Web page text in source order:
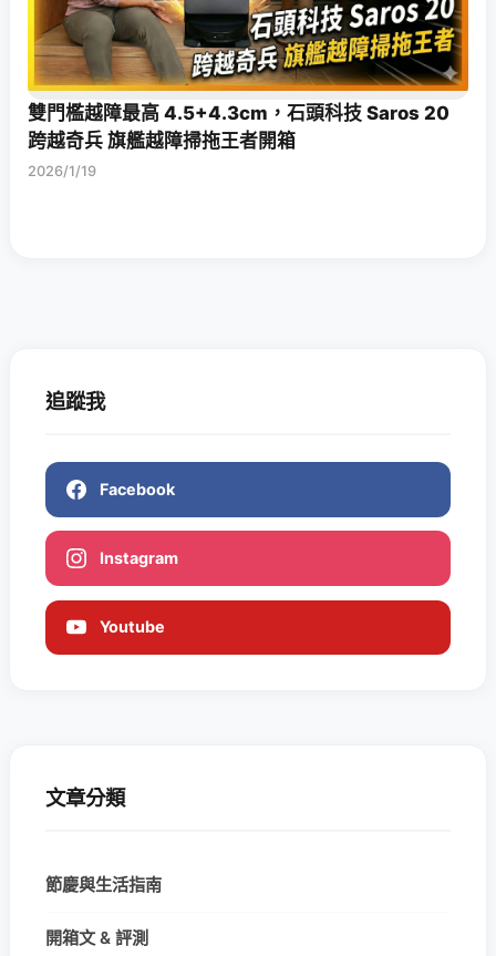
雙門檻越障最高 4.5+4.3cm，石頭科技 Saros 20
跨越奇兵 旗艦越障掃拖王者開箱
2026/1/19
追蹤我
Facebook
Instagram
Youtube
文章分類
節慶與生活指南
開箱文 & 評測